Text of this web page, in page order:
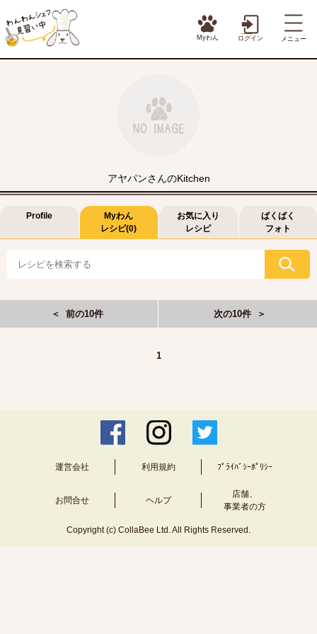
Myわん ログイン メニュー
アヤパンさんのKitchen
Profile
Myわん
レシピ(0)
お気に入り
レシピ
ばくばく
フォト
＜ 前の10件 次の10件 ＞
1
運営会社 利用規約 ﾌﾟﾗｲﾊﾞｼｰﾎﾟﾘｼｰ
お問合せ ヘルプ
店舗、
事業者の方
Copyright (c) CollaBee Ltd. All Rights Reserved.